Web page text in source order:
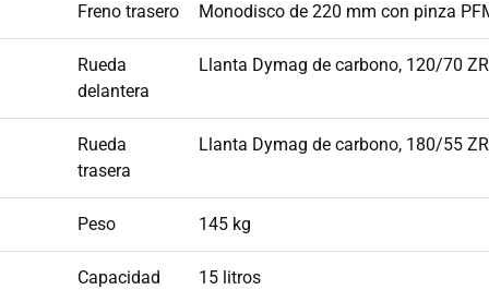
Freno trasero Monodisco de 220 mm con pinza
Rueda
delantera
Llanta Dymag de carbono, 120/70
Rueda
trasera
Llanta Dymag de carbono, 180/55
Peso 145 kg
Capacidad
15 litros